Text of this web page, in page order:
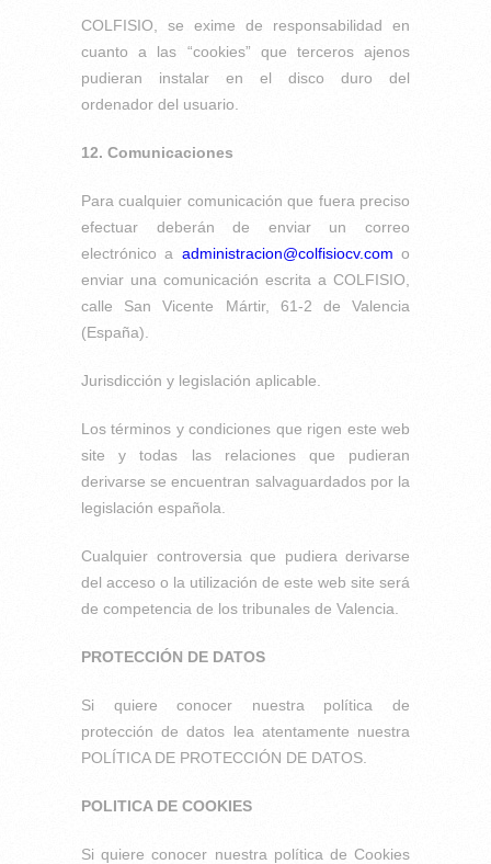
COLFISIO, se exime de responsabilidad en
cuanto a las “cookies” que terceros ajenos
pudieran instalar en el disco duro del
ordenador del usuario.
12. Comunicaciones
Para cualquier comunicación que fuera preciso
efectuar deberán de enviar un correo
electrónico a administracion@colfisiocv.com o
enviar una comunicación escrita a COLFISIO,
calle San Vicente Mártir, 61-2 de Valencia
(España).
Jurisdicción y legislación aplicable.
Los términos y condiciones que rigen este web
site y todas las relaciones que pudieran
derivarse se encuentran salvaguardados por la
legislación española.
Cualquier controversia que pudiera derivarse
del acceso o la utilización de este web site será
de competencia de los tribunales de Valencia.
PROTECCIÓN DE DATOS
Si quiere conocer nuestra política de
protección de datos lea atentamente nuestra
POLÍTICA DE PROTECCIÓN DE DATOS.
POLITICA DE COOKIES
Si quiere conocer nuestra política de Cookies